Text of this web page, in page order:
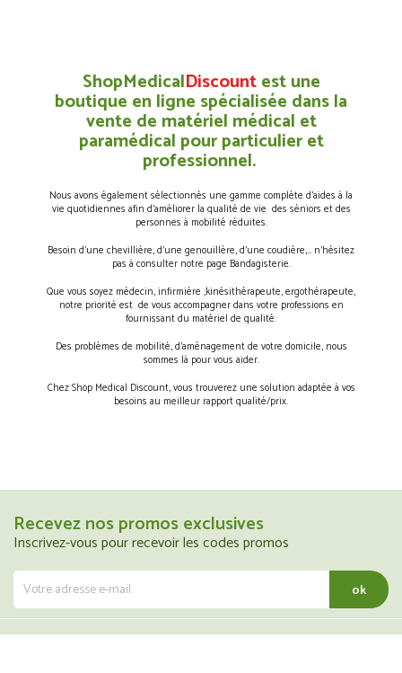
ShopMedicalDiscountest une
boutique en ligne spécialisée dans la
vente de matériel médical et
paramédical pour particulier et
professionnel.
Nous avons également sélectionnés une gamme complète d’aides à la
vie quotidiennes afin d’améliorer la qualité de vie des séniors et des
personnes à mobilité réduites.
Besoin d’une chevillière, d’une genouillère, d’une coudière,… n’hésitez
pas à consulter notre page Bandagisterie.
Que vous soyez médecin, infirmière ,kinésithérapeute, ergothérapeute,
notre priorité est de vous accompagner dans votre professions en
fournissant du matériel de qualité.
Des problèmes de mobilité, d’aménagement de votre domicile, nous
sommes là pour vous aider.
Chez Shop Medical Discount, vous trouverez une solution adaptée à vos
besoins au meilleur rapport qualité/prix.
Recevez nos promos exclusives
Inscrivez-vous pour recevoir les codes promos